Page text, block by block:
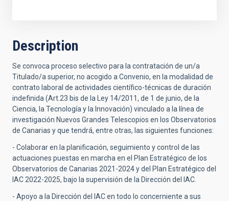
Description
Se convoca proceso selectivo para la contratación de un/a
Titulado/a superior, no acogido a Convenio, en la modalidad de
contrato laboral de actividades científico-técnicas de duración
indefinida (Art.23 bis de la Ley 14/2011, de 1 de junio, de la
Ciencia, la Tecnología y la Innovación) vinculado a la línea de
investigación Nuevos Grandes Telescopios en los Observatorios
de Canarias y que tendrá, entre otras, las siguientes funciones:
- Colaborar en la planificación, seguimiento y control de las
actuaciones puestas en marcha en el Plan Estratégico de los
Observatorios de Canarias 2021-2024 y del Plan Estratégico del
IAC 2022-2025, bajo la supervisión de la Dirección del IAC.
- Apoyo a la Dirección del IAC en todo lo concerniente a sus